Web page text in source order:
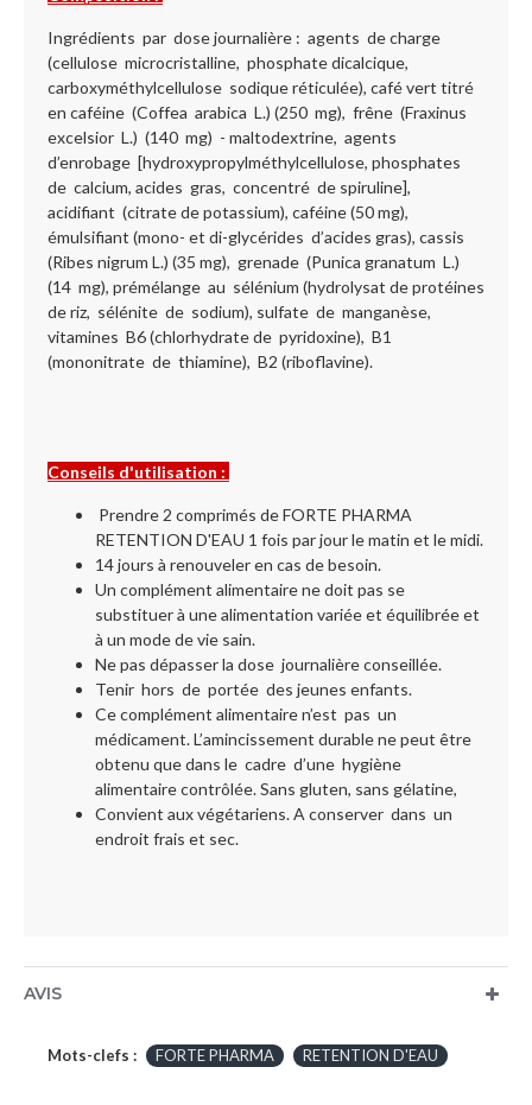
Ingrédients par dose journalière : agents de charge
(cellulose microcristalline, phosphate dicalcique,
carboxyméthylcellulose sodique réticulée), café vert titré
en caféine (Coffea arabica L.) (250 mg), frêne (Fraxinus
excelsior L.) (140 mg) - maltodextrine, agents
d’enrobage [hydroxypropylméthylcellulose, phosphates
de calcium, acides gras, concentré de spiruline],
acidifiant (citrate de potassium), caféine (50 mg),
émulsifiant (mono- et di-glycérides d’acides gras), cassis
(Ribes nigrum L.) (35 mg), grenade (Punica granatum L.)
(14 mg), prémélange au sélénium (hydrolysat de protéines
de riz, sélénite de sodium), sulfate de manganèse,
vitamines B6 (chlorhydrate de pyridoxine), B1
(mononitrate de thiamine), B2 (riboflavine).
Conseils d'utilisation :
Prendre 2 comprimés de FORTE PHARMA
RETENTION D'EAU 1 fois par jour le matin et le midi.
14 jours à renouveler en cas de besoin.
Un complément alimentaire ne doit pas se
substituer à une alimentation variée et équilibrée et
à un mode de vie sain.
Ne pas dépasser la dose journalière conseillée.
Tenir hors de portée des jeunes enfants.
Ce complément alimentaire n’est pas un
médicament. L’amincissement durable ne peut être
obtenu que dans le cadre d’une hygiène
alimentaire contrôlée. Sans gluten, sans gélatine,
Convient aux végétariens. A conserver dans un
endroit frais et sec.
AVIS
Mots-clefs : FORTE PHARMA RETENTION D'EAU